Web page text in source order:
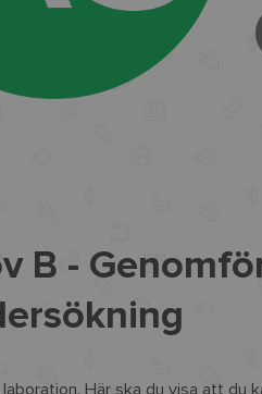
B -
laboration. Här ska du visa att du